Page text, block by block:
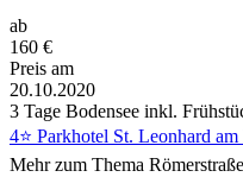
ab
160 €
Preis am
20.10.2020
3 Tage Bodensee inkl.
4⭐ Parkhotel St. Leonhard am
Mehr zum Thema